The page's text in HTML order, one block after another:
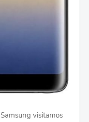
visitamos